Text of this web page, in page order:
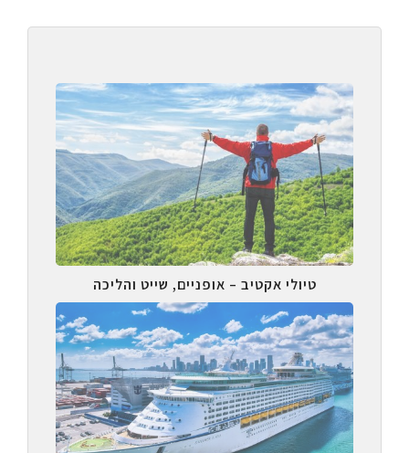
טיולי אקטיב – אופניים, שייט והליכה